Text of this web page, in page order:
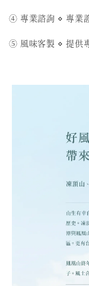
④ 專業諮詢 ⋄ 專業
⑤ 風味客製 ⋄ 提供